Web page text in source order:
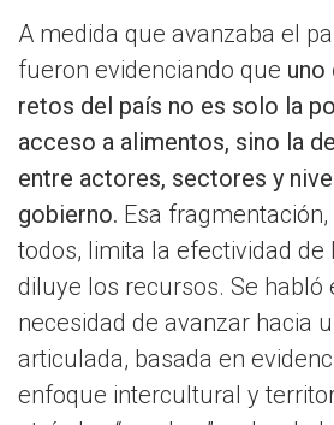
A medida que avanzaba el
fueron evidenciando que uno
retos del país no es solo la
acceso a alimentos, sino la
entre actores, sectores y
gobierno. Esa
todos, limita la efectividad de
diluye los recursos. Se habló
necesidad de avanzar hacia
articulada, basada en
enfoque intercultural y